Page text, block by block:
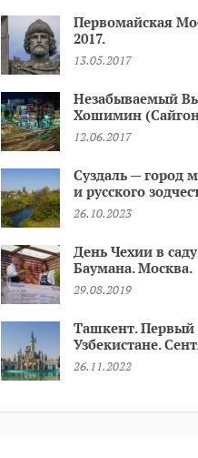
Первомайская
2017.
13.05.2017
Незабываемый
Хошимин
12.06.2017
Суздаль — город
и русского
26.10.2023
День Чехии в
Баумана. Москва.
29.08.2019
Ташкент. Первый
Узбекистане.
26.11.2022